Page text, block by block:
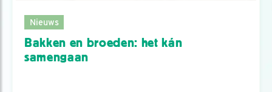
Nieuws
Bakken en broeden: het kán
samengaan